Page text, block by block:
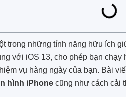
trong những tính năng hữu ích
với iOS 13, cho phép bạn
vụ hàng ngày của bạn. Bài
hình iPhone cũng như cách cải